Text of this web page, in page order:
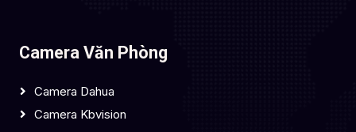
Camera Văn Phòng
Camera Dahua
Camera Kbvision